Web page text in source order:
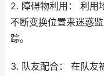
2. 障碍物利用： 利用
不断变换位置来迷惑
踪。
3. 队友配合： 在队友